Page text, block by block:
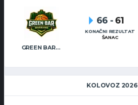
GREEN BAR WARRIORS
66 - 61
KONAČNI REZULTAT
ŠANAC
KOLOVOZ 2026